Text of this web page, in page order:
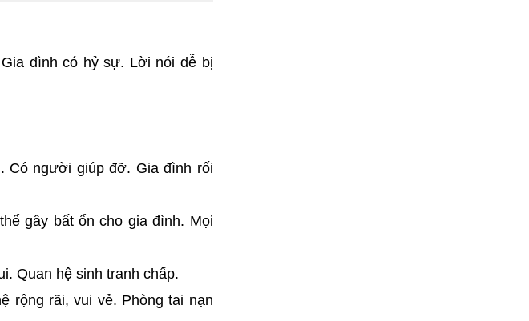
đình có hỷ sự. Lời nói dễ bị
Có người giúp đỡ. Gia đình rối
gây bất ổn cho gia đình. Mọi
Quan hệ sinh tranh chấp.
rộng rãi, vui vẻ. Phòng tai nạn